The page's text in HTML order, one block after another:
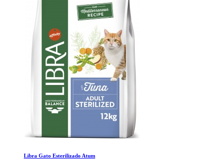
Libra Gato Esterilizado Atum